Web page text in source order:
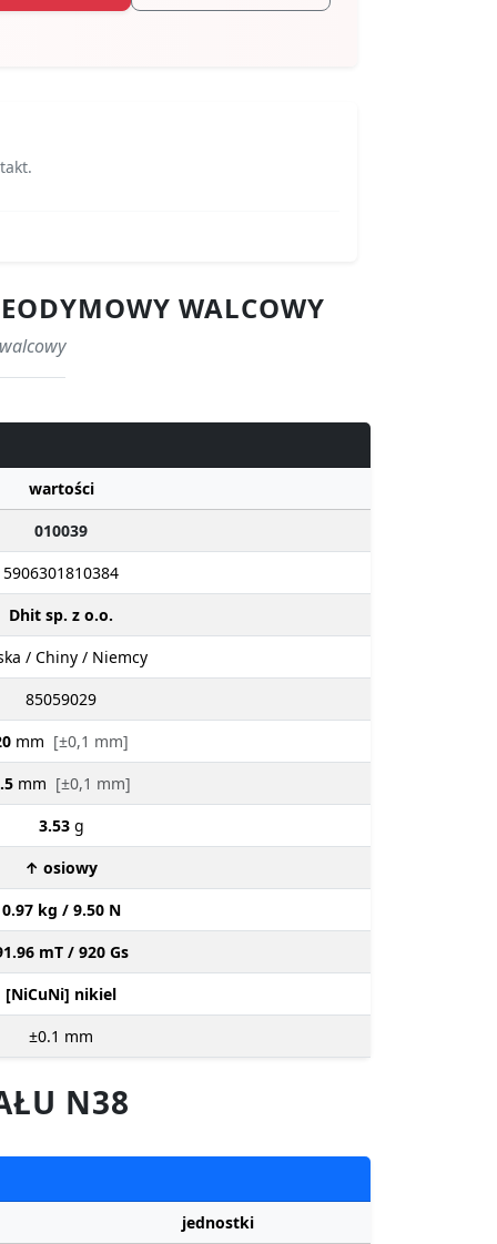
WALCOWY
wartości
010039
5906301810384
Dhit sp. z o.o.
/ Chiny / Niemcy
85059029
mm [±0,1 mm]
mm [±0,1 mm]
3.53 g
↑ osiowy
0.97 kg / 9.50 N
mT / 920 Gs
[NiCuNi] nikiel
±0.1 mm
N38
jednostki